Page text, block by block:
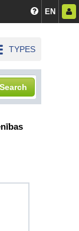
EN
TYPES
Search